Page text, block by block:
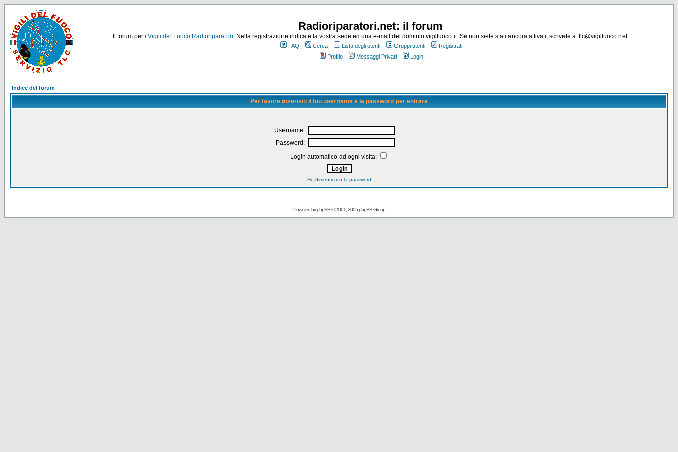
Radioriparatori.net: il forum
Il forum per i Vigili del Fuoco Radioriparatori. Nella registrazione indicate la vostra sede ed una e-mail del dominio vigilfuoco.it. Se non siete stati ancora attivati, scrivete a: tlc@vigilfuoco.net
FAQ Cerca Lista degli utenti Gruppi utenti
Registrati
Profilo
Messaggi Privati Login
Indice del forum
Per favore inserisci il tuo username e la password per entrare
Username:
Password:
Login automatico ad ogni visita:
Ho dimenticato la password
Powered byphpBB© 2001, 2005 phpBB Group